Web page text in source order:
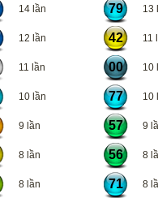
14 lần 79 13
12 lần 42 11
11 lần 00 10
10 lần 77 10
9 lần 57 9
8 lần 56 8
8 lần 71 8